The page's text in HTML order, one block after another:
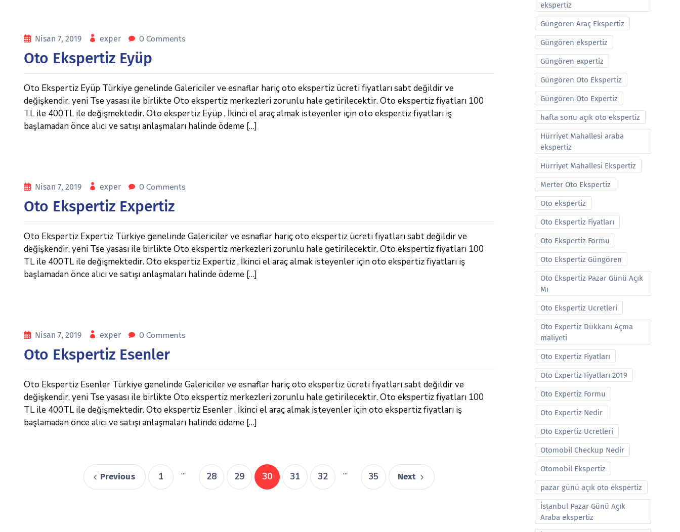
Nisan 7, 2019 exper 0 Comments
Oto Ekspertiz Eyüp
Oto Ekspertiz Eyüp Türkiye genelinde Galericiler ve esnaflar hariç oto ekspertiz ücreti fiyatları sabt değildir ve
değişkendir, yeni Tse yasası ile birlikte Oto ekspertiz merkezleri zorunlu hale getirilecektir. Oto ekspertiz fiyatları 100
TL ile 400TL ile değişmektedir. Oto ekspertiz Eyüp , İkinci el araç almak isteyenler için oto ekspertiz fiyatları iş
başlamadan önce alıcı ve satışı anlaşmaları halinde ödeme […]
Nisan 7, 2019 exper 0 Comments
Oto Ekspertiz Expertiz
Oto Ekspertiz Expertiz Türkiye genelinde Galericiler ve esnaflar hariç oto ekspertiz ücreti fiyatları sabt değildir ve
değişkendir, yeni Tse yasası ile birlikte Oto ekspertiz merkezleri zorunlu hale getirilecektir. Oto ekspertiz fiyatları 100
TL ile 400TL ile değişmektedir. Oto ekspertiz Expertiz , İkinci el araç almak isteyenler için oto ekspertiz fiyatları iş
başlamadan önce alıcı ve satışı anlaşmaları halinde ödeme […]
Nisan 7, 2019 exper 0 Comments
Oto Ekspertiz Esenler
Oto Ekspertiz Esenler Türkiye genelinde Galericiler ve esnaflar hariç oto ekspertiz ücreti fiyatları sabt değildir ve
değişkendir, yeni Tse yasası ile birlikte Oto ekspertiz merkezleri zorunlu hale getirilecektir. Oto ekspertiz fiyatları 100
TL ile 400TL ile değişmektedir. Oto ekspertiz Esenler , İkinci el araç almak isteyenler için oto ekspertiz fiyatları iş
başlamadan önce alıcı ve satışı anlaşmaları halinde ödeme […]
Previous 1 ... 28 29 30 31 32 ... 35 Next
ekspertiz
Güngören Araç Ekspertiz
Güngören ekspertiz
Güngören expertiz
Güngören Oto Ekspertiz
Güngören Oto Expertiz
hafta sonu açık oto ekspertiz
Hürriyet Mahallesi araba
ekspertiz
Hürriyet Mahallesi Ekspertiz
Merter Oto Ekspertiz
Oto ekspertiz
Oto Ekspertiz Fiyatları
Oto Ekspertiz Formu
Oto Ekspertiz Güngören
Oto Ekspertiz Pazar Günü Açık
Mı
Oto Ekspertiz Ucretleri
Oto Expertiz Dükkanı Açma
maliyeti
Oto Expertiz Fiyatları
Oto Expertiz Fiyatları 2019
Oto Expertiz Formu
Oto Expertiz Nedir
Oto Expertiz Ucretleri
Otomobil Checkup Nedir
Otomobil Ekspertiz
pazar günü açık oto ekspertiz
İstanbul Pazar Günü Açık
Araba ekspertiz